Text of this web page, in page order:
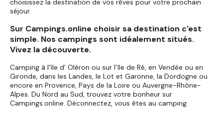
choisissez la destination de vos rêves pour votre prochain
séjour.
Sur Campings.online choisir sa destination c'est
simple. Nos campings sont idéalement situés.
Vivez la découverte.
Camping à l'île d' Oléron ou sur l'île de Ré, en Vendée ou en
Gironde, dans les Landes, le Lot et Garonne, la Dordogne ou
encore en Provence, Pays de la Loire ou Auvergne-Rhône-
Alpes. Du Nord au Sud, trouvez votre bonheur sur
Campings.online. Déconnectez, vous êtes au camping.